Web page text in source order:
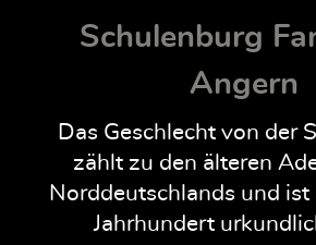
Schulenburg
Angern
Das Geschlecht von der
zählt zu den älteren
Norddeutschlands und ist
Jahrhundert